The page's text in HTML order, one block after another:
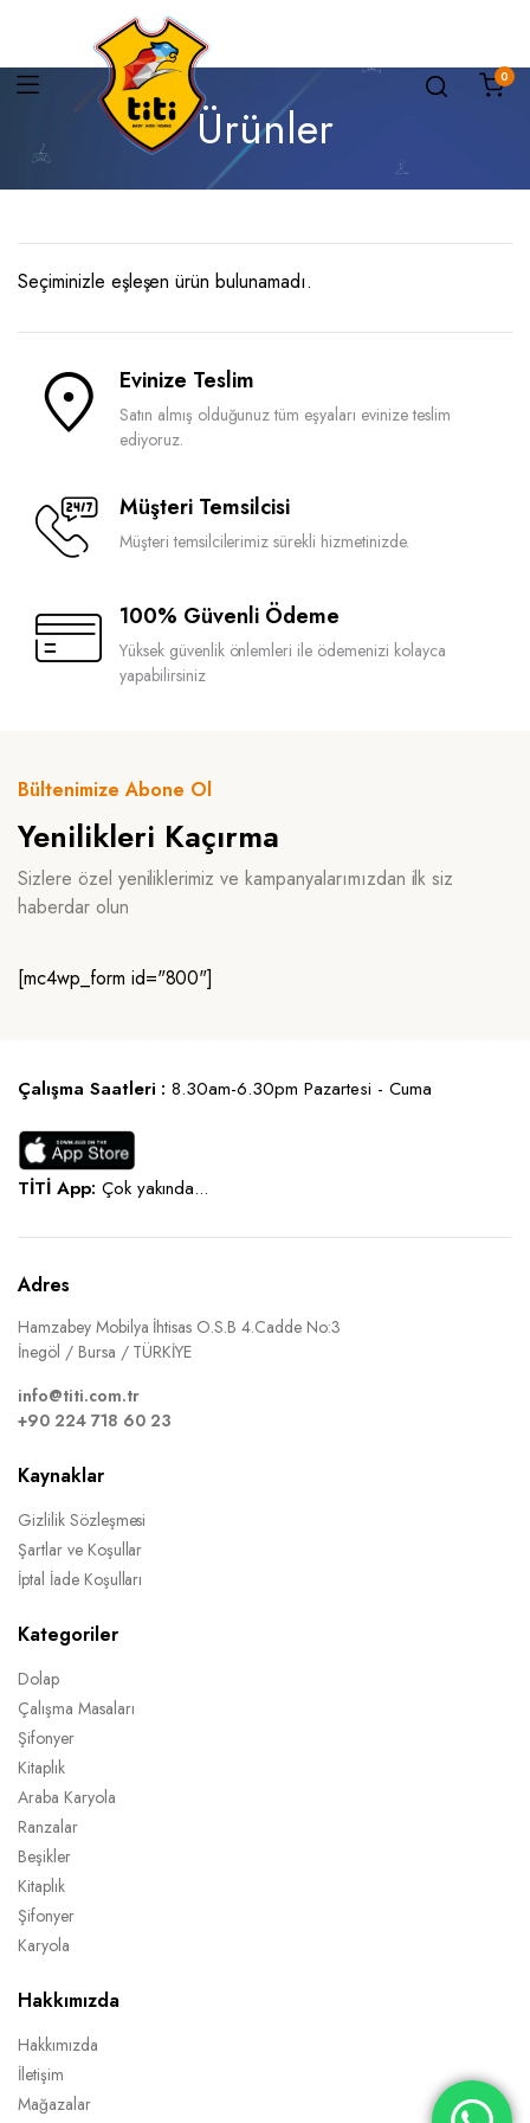
0
Ürünler
Seçiminizle eşleşen ürün bulunamadı.
Evinize Teslim
Satın almış olduğunuz tüm eşyaları evinize teslim
ediyoruz.
Müşteri Temsilcisi
Müşteri temsilcilerimiz sürekli hizmetinizde.
100% Güvenli Ödeme
Yüksek güvenlik önlemleri ile ödemenizi kolayca
yapabilirsiniz
Bültenimize Abone Ol
Yenilikleri Kaçırma
Sizlere özel yeniliklerimiz ve kampanyalarımızdan ilk siz
haberdar olun
[mc4wp_form id="800"]
Çalışma Saatleri : 8.30am-6.30pm Pazartesi - Cuma
TİTİ App: Çok yakında...
Adres
Hamzabey Mobilya İhtisas O.S.B 4.Cadde No:3
İnegöl / Bursa / TÜRKİYE
info@titi.com.tr
+90 224 718 60 23
Kaynaklar
Gizlilik Sözleşmesi
Şartlar ve Koşullar
İptal İade Koşulları
Kategoriler
Dolap
Çalışma Masaları
Şifonyer
Kitaplık
Araba Karyola
Ranzalar
Beşikler
Kitaplık
Şifonyer
Karyola
Hakkımızda
Hakkımızda
İletişim
Mağazalar